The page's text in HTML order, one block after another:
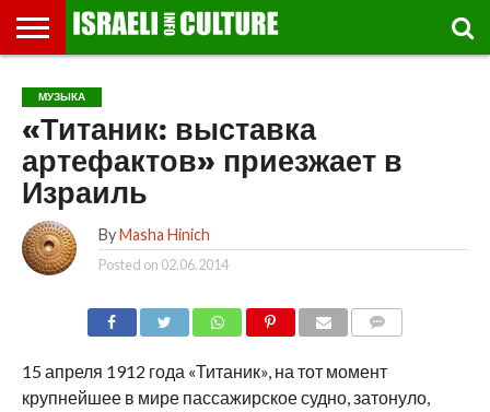
МУЗЕИ
СТРАНА
ФЕСТИВАЛЕЙ
ТЕАТР
КНИГИ.
ТЕКСТЫ
МУЗЫКА
РЕЛИГИЯ/
ИСТОРИЯ
ДВИЖЕНИЕ
ДЕТИ
ВЫХОДНОГО
ДНЯ
МАРШРУТЫ
ПРОГУЛЬЩИКА
ВИДЕО-
РЕЧИ
ВПЕЧАТЛЕНИЯ
ВСТРЕЧИ
И
ЛЕКЦИИ
ИНТЕРВЬЮ
КИНО
TEL
AVIV
GLOBAL
МУЗЫКА
«Титаник: выставка
артефактов» приезжает в
Израиль
By Masha Hinich
Posted on 02.06.2014
15 апреля 1912 года «Титаник», на тот момент
крупнейшее в мире пассажирское судно, затонуло,